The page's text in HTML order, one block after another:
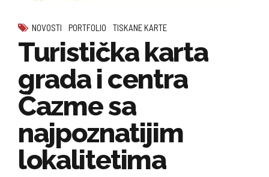
NOVOSTI PORTFOLIO TISKANE KARTE
Turistička karta
grada i centra
Čazme sa
najpoznatijim
lokalitetima